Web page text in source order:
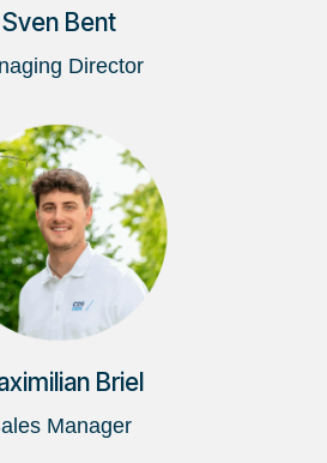
Sven Bent
Director
Briel
Manager